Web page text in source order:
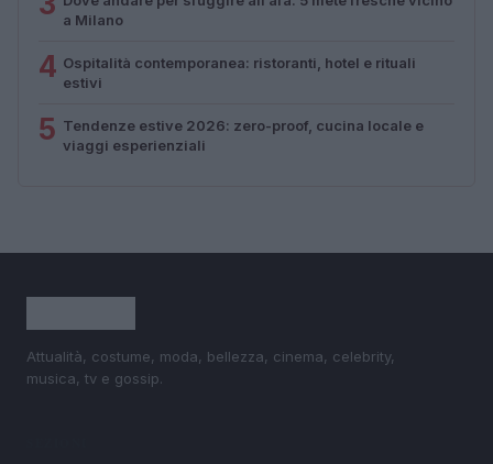
a Milano
4 Ospitalità contemporanea: ristoranti, hotel e rituali
estivi
5 Tendenze estive 2026: zero-proof, cucina locale e
viaggi esperienziali
Attualità, costume, moda, bellezza, cinema, celebrity,
musica, tv e gossip.